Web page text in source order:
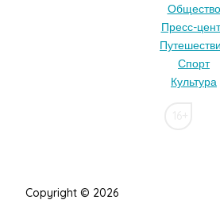
Общество
Пресс-
Спорт
Культура
Copyright © 2026